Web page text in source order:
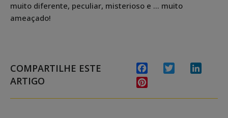
muito diferente, peculiar, misterioso e … muito
ameaçado!
COMPARTILHE ESTE
ARTIGO
FacebookTwitter